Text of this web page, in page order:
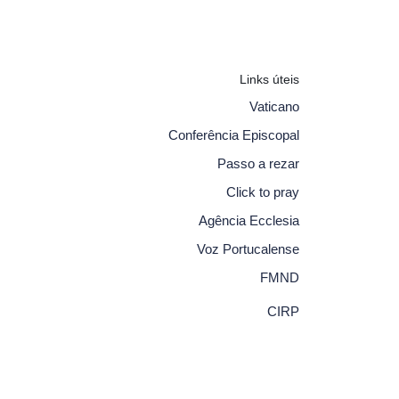
Links úteis
Vaticano
Conferência Episcopal
Passo a rezar
Click to pray
Agência Ecclesia
Voz Portucalense
FMND
CIRP